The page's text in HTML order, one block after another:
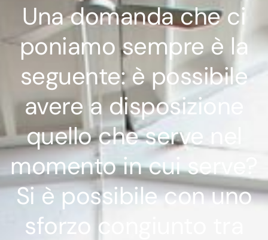
Una domanda che ci
poniamo sempre è la
seguente: è possibile
avere a disposizione
quello che serve nel
momento in cui serve?
Si è possibile con uno
sforzo congiunto tra